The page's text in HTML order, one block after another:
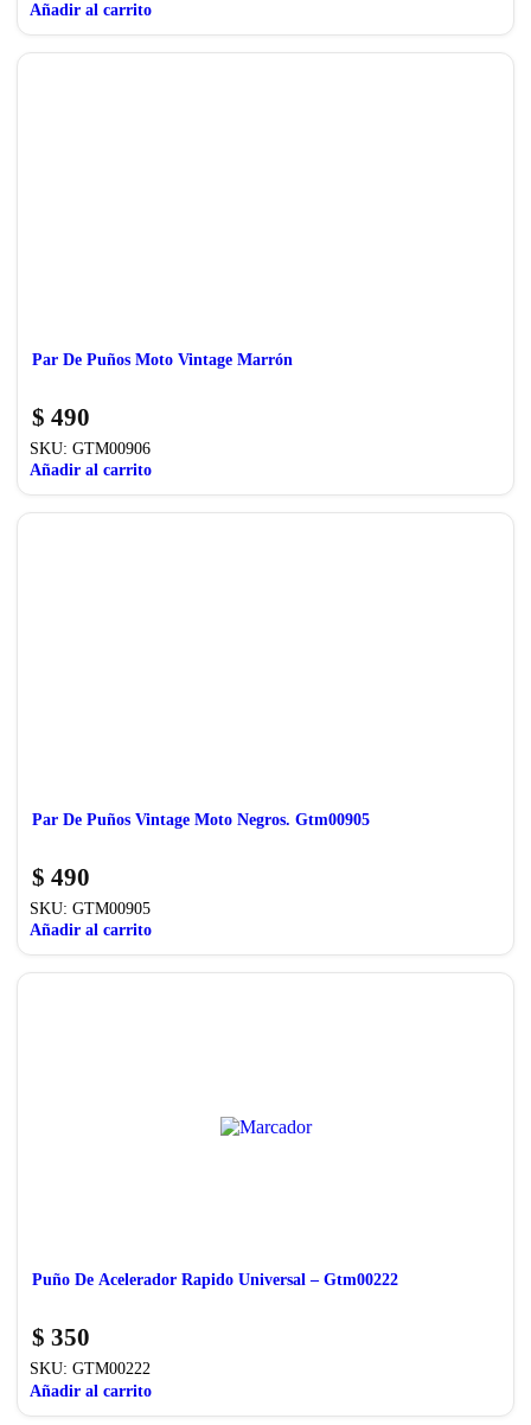
Añadir al carrito
Par De Puños Moto Vintage Marrón
$ 490
SKU: GTM00906
Añadir al carrito
Par De Puños Vintage Moto Negros. Gtm00905
$ 490
SKU: GTM00905
Añadir al carrito
Puño De Acelerador Rapido Universal – Gtm00222
$ 350
SKU: GTM00222
Añadir al carrito